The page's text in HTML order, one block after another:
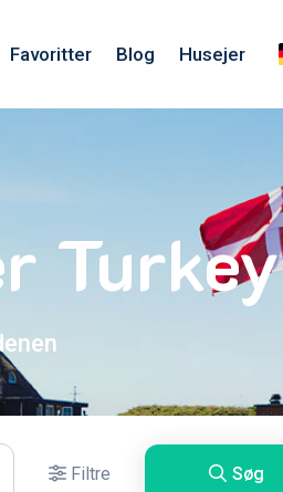
Favoritter Blog Husejer
Turkey
Filtre Søg